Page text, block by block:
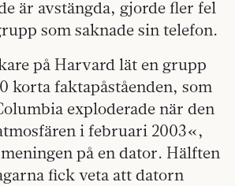
är avstängda, gjorde fler fel
som saknade sin telefon.
på Harvard lät en grupp
korta faktapåståenden, som
exploderade när den
i februari 2003«,
på en dator. Hälften
fick veta att datorn